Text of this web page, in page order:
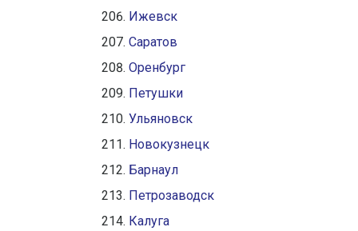
Ижевск
Саратов
Оренбург
Петушки
Ульяновск
Новокузнецк
Барнаул
Петрозаводск
Калуга